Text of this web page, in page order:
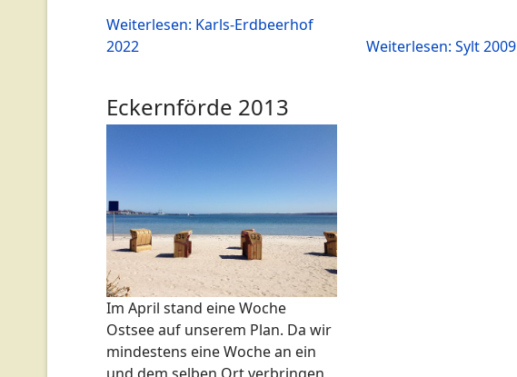
Weiterlesen: Karls-Erdbeerhof
2022
Weiterlesen: Sylt 2009
Eckernförde 2013
Im April stand eine Woche
Ostsee auf unserem Plan. Da wir
mindestens eine Woche an ein